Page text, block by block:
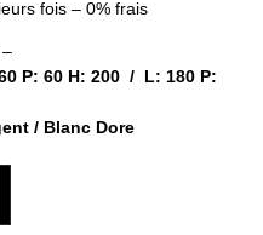
fois – 0% frais
–
P: 60 H: 200 / L: 180 P:
/ Blanc Dore